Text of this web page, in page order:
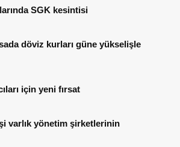
SGK kesintisi
döviz kurları güne yükselişle
için yeni fırsat
varlık yönetim şirketlerinin